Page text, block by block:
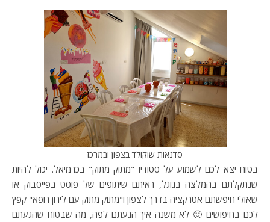
סדנאות שוקולד בצפון ובמרכז
בטוח יצא לכם לשמוע על סטודיו "מתוק מתוק" בכרמיאל. יכול להיות
שנתקלתם בהמלצה בגוגל, ראיתם שיתופים של פוסט בפייסבוק או
שאולי חיפשתם אטרקציה בדרך לצפון ו"מתוק מתוק עם לירון רופא" קפץ
לכם בחיפושים 🙂 לא משנה איך הגעתם לפה, מה שבטוח שהגעתם